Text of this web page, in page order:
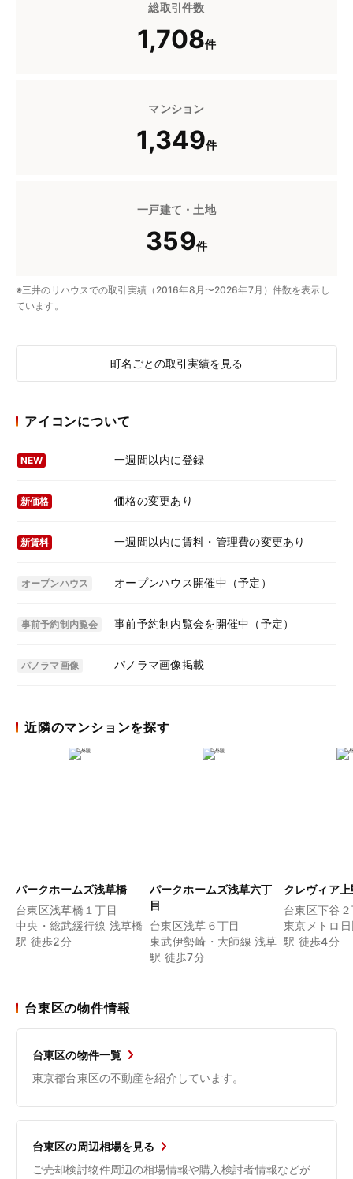
総取引件数
1,708件
マンション
1,349件
一戸建て・土地
359件
※三井のリハウスでの取引実績（2016年8月〜2026年7月）件数を表示し
ています。
町名ごとの取引実績を見る
アイコンについて
NEW 一週間以内に登録
新価格 価格の変更あり
新賃料 一週間以内に賃料・管理費の変更あり
オープンハウス オープンハウス開催中（予定）
事前予約制内覧会 事前予約制内覧会を開催中（予定）
パノラマ画像 パノラマ画像掲載
近隣のマンションを探す
パークホームズ浅草橋
台東区浅草橋１丁目
中央・総武緩行線 浅草橋
駅 徒歩2分
パークホームズ浅草六丁
目
台東区浅草６丁目
東武伊勢崎・大師線 浅草
駅 徒歩7分
クレヴィア
台東区下谷
東京メトロ
駅 徒歩4分
台東区の物件情報
台東区の物件一覧
東京都台東区の不動産を紹介しています。
台東区の周辺相場を見る
ご売却検討物件周辺の相場情報や購入検討者情報などが